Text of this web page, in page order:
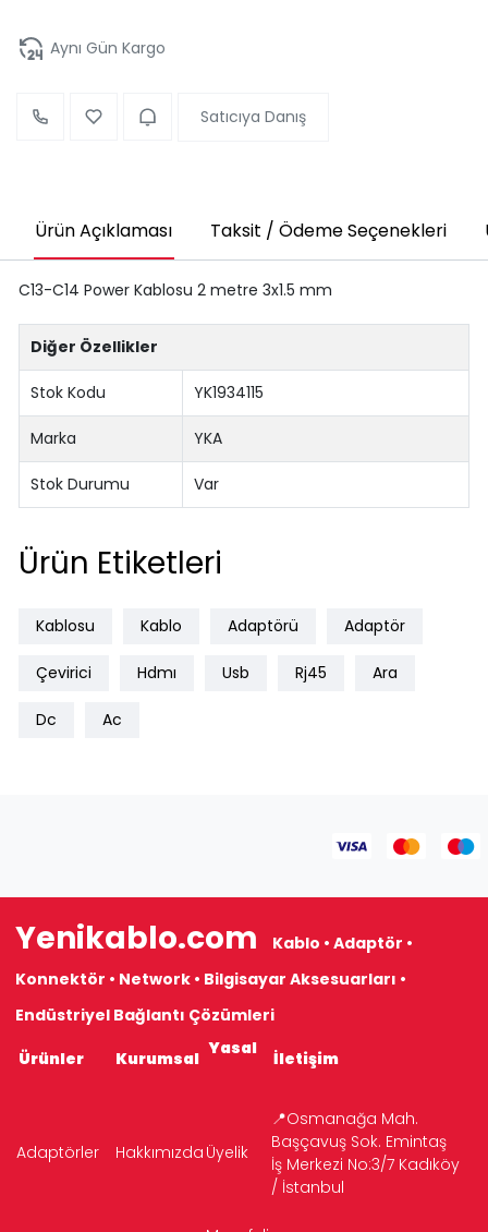
Aynı Gün Kargo
Satıcıya Danış
Ürün Açıklaması Taksit / Ödeme Seçenekleri
C13-C14 Power Kablosu 2 metre 3x1.5 mm
Diğer Özellikler
Stok Kodu YK1934115
Marka YKA
Stok Durumu Var
Ürün Etiketleri
Kablosu Kablo Adaptörü Adaptör
Çevirici Hdmı Usb Rj45 Ara
Dc Ac
Yenikablo.com
Kablo • Adaptör •
Konnektör • Network • Bilgisayar Aksesuarları •
Endüstriyel Bağlantı Çözümleri
Ürünler
Kurumsal Yasal İletişim
Adaptörler Hakkımızda Üyelik
📍Osmanağa Mah.
Başçavuş Sok. Emintaş
İş Merkezi No:3/7 Kadıköy
/ İstanbul